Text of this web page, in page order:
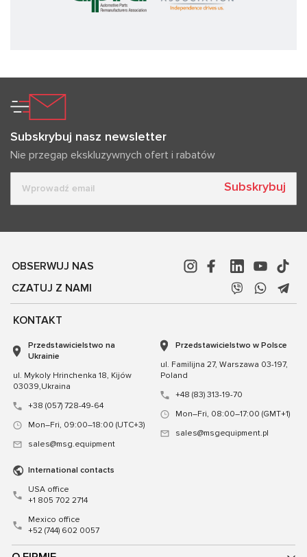
Subskrybuj nasz newsletter
Nie przegap ekskluzywnych ofert i rabatów
Subskrybuj
OBSERWUJ NAS
CZATUJ Z NAMI
KONTAKT
Przedstawicielstwo na
Ukrainie
ul. Mykoly Hrinchenka 18, Kijów
03039,Ukraina
+38 (057) 728-49-64
Mon–Fri, 09:00–18:00 (UTC+3)
sales@msg.equipment
Przedstawicielstwo w Polsce
ul. Familijna 27, Warszawa 03-197,
Poland
+48 (83) 313-19-70
Mon–Fri, 08:00–17:00 (GMT+1)
sales@msgequipment.pl
International contacts
USA office
+1 805 702 2714
Mexico office
+52 (744) 602 0057